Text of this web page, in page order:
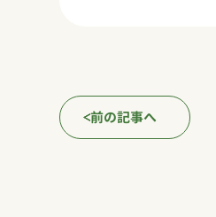
前の記事へ